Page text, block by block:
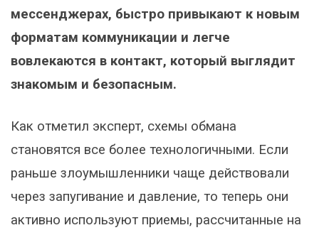
мессенджерах, быстро привыкают к новым
форматам коммуникации и легче
вовлекаются в контакт, который выглядит
знакомым и безопасным.
Как отметил эксперт, схемы обмана
становятся все более технологичными. Если
раньше злоумышленники чаще действовали
через запугивание и давление, то теперь они
активно используют приемы, рассчитанные на